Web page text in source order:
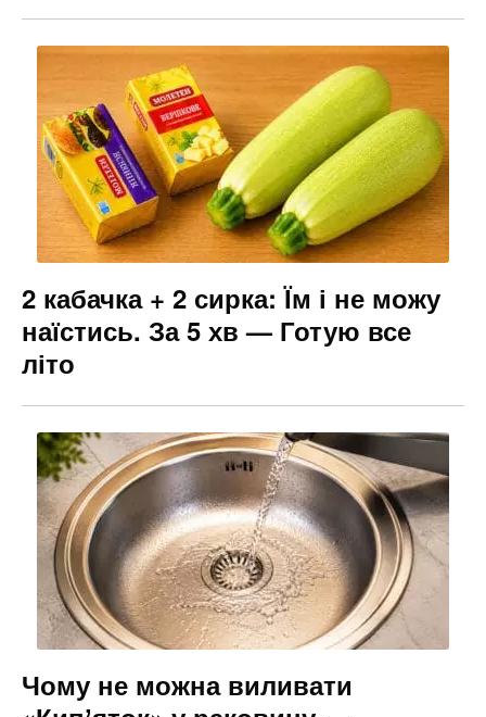
2 кабачка + 2 сирка: Їм і не можу
наїстись. За 5 хв — Готую все
літо
Чому не можна виливати